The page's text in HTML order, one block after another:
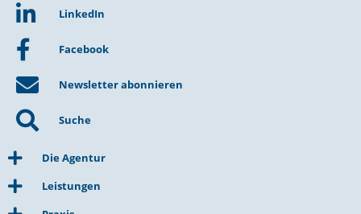
LinkedIn
Facebook
Newsletter abonnieren
Suche
Die Agentur
Leistungen